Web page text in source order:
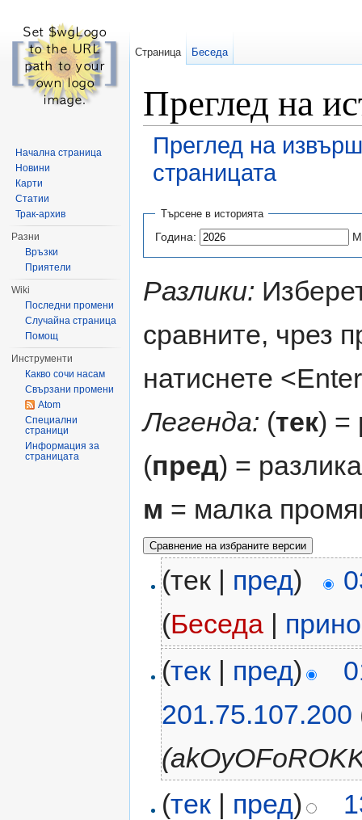
Преглед на
Преглед на
страницата
Търсене в историята
Година:
Разлики:
сравните, чрез
натиснете
Легенда: (тек) =
(пред) =
м = малка
(тек | пред)
(Беседа |
(тек | пред)
201.75.107.200
(тек | пред)
Страница Беседа
Начална страница
Новини
Карти
Статии
Трак-архив
Разни
Връзки
Приятели
Wiki
Последни промени
Случайна страница
Помощ
Инструменти
Какво сочи насам
Свързани промени
Atom
Специални
страници
Информация за
страницата